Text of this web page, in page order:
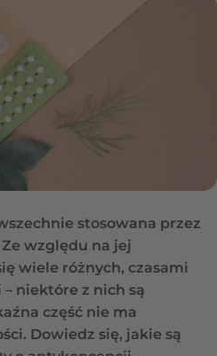
stosowana przez
względu na jej
wiele różnych, czasami
niektóre z nich są
część nie ma
Dowiedz się, jakie są